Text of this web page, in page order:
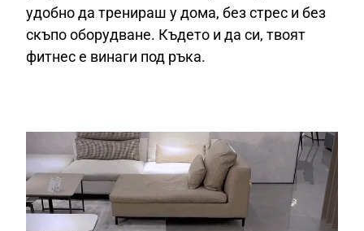
удобно да тренираш у дома, без стрес и без
скъпо оборудване. Където и да си, твоят
фитнес е винаги под ръка.